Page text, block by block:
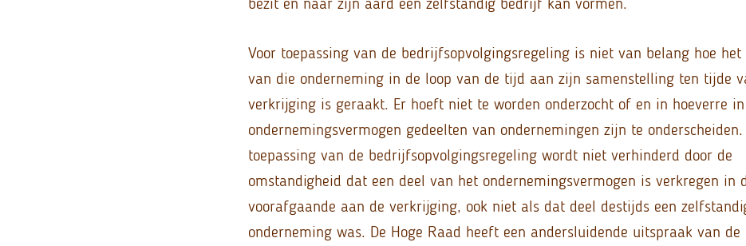
Voor toepassing van de bedrijfsopvolgingsregeling is niet van belang hoe het
van die onderneming in de loop van de tijd aan zijn samenstelling ten tijde
verkrijging is geraakt. Er hoeft niet te worden onderzocht of en in hoeverre
ondernemingsvermogen gedeelten van ondernemingen zijn te onderscheiden.
toepassing van de bedrijfsopvolgingsregeling wordt niet verhinderd door de
omstandigheid dat een deel van het ondernemingsvermogen is verkregen in
voorafgaande aan de verkrijging, ook niet als dat deel destijds een
onderneming was. De Hoge Raad heeft een andersluidende uitspraak van de